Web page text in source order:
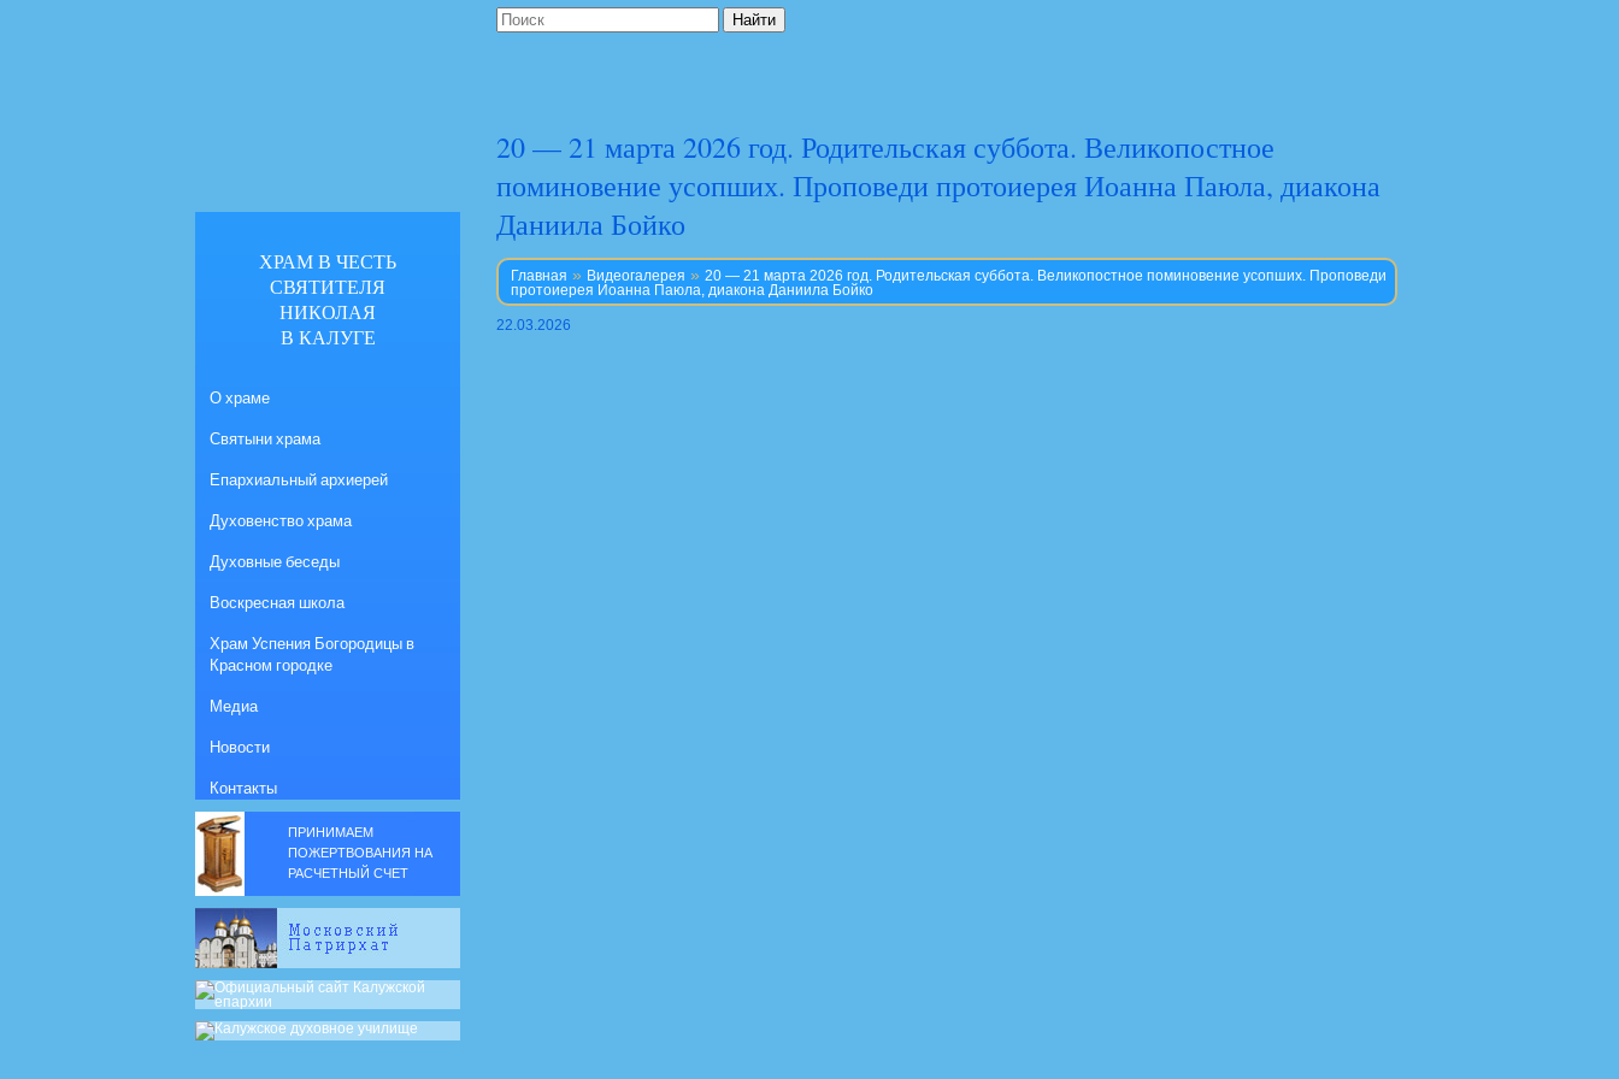
20 — 21 марта 2026 год. Родительская суббота. Великопостное
поминовение усопших. Проповеди протоиерея Иоанна Паюла, диакона
Даниила Бойко
Главная » Видеогалерея » 20 — 21 марта 2026 год. Родительская суббота. Великопостное поминовение усопших. Проповеди
протоиерея Иоанна Паюла, диакона Даниила Бойко
22.03.2026
ХРАМ В ЧЕСТЬ
СВЯТИТЕЛЯ
НИКОЛАЯ
В КАЛУГЕ
О храме
Святыни храма
Епархиальный архиерей
Духовенство храма
Духовные беседы
Воскресная школа
Храм Успения Богородицы в
Красном городке
Медиа
Новости
Контакты
ПРИНИМАЕМ
ПОЖЕРТВОВАНИЯ НА
РАСЧЕТНЫЙ СЧЕТ